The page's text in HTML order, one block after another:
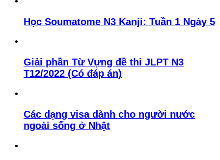
Học Soumatome N3 Kanji: Tuần 1 Ngày 5
Giải phần Từ Vựng đề thi JLPT N3
T12/2022 (Có đáp án)
Các dạng visa dành cho người nước
ngoài sống ở Nhật